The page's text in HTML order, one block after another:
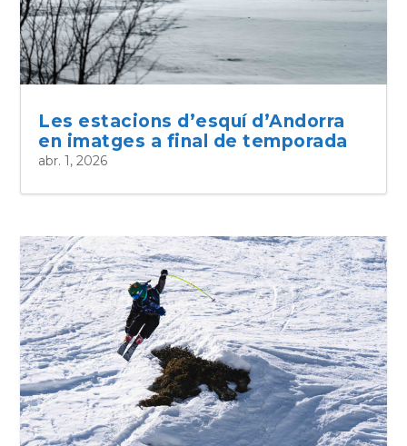
Les estacions d’esquí d’Andorra
en imatges a final de temporada
abr. 1, 2026